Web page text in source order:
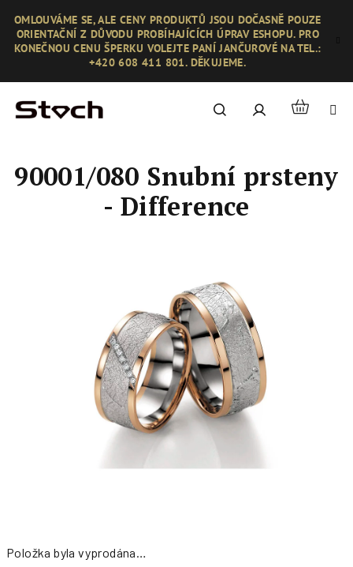
obsah
OMLOUVÁME SE, ALE CENY PRODUKTŮ JSOU DOČASNĚ POUZE
ORIENTAČNÍ Z DŮVODU PROBÍHAJÍCÍCH ÚPRAV ESHOPU. PRO
KONEČNOU CENU ŠPERKU VOLEJTE PANÍ JANČUROVÉ NA TEL.:
+420 608 411 801. DĚKUJEME.
Hledat PřihlášeníNákupní
Položka byla vyprodána…
90001/080 Snubní prsteny
- Difference